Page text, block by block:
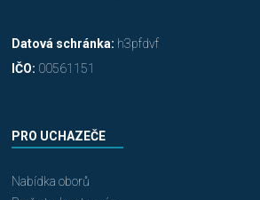
Datová schránka: h3pfdvf
IČO: 00561151
PRO UCHAZEČE
Nabídka oborů